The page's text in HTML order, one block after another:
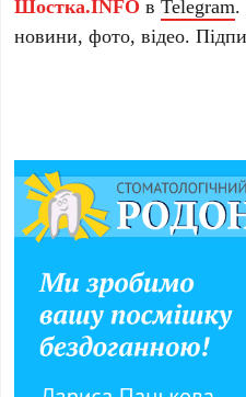
Шостка.INFO вTelegram.
новини, фото, відео.